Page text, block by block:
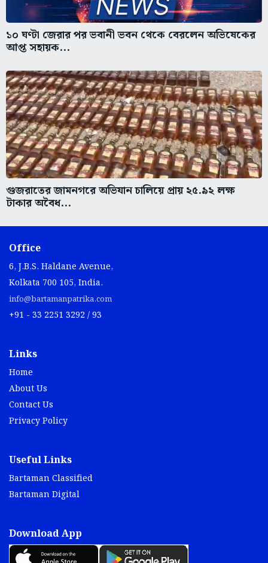
১০ ঘণ্টা জেরার পর ভবানী ভবন থেকে বেরলেন অভিষেকের
আপ্ত সহায়ক...
গুজরাতের জামনগরে অভিযান চালিয়ে প্রায় ২৫.৯২ লক্ষ
টাকার অবৈধ...
Office
6, J.B.S. Haldane Avenue,
Kolkata 700 105, India.
info@bartamanpatrika.com
+91 - 33 2251 3292 / 93
Links
Home
About Us
Contact Us
Privacy Policy
Useful Links
Bartaman Classified
Bartaman Digital
Download App